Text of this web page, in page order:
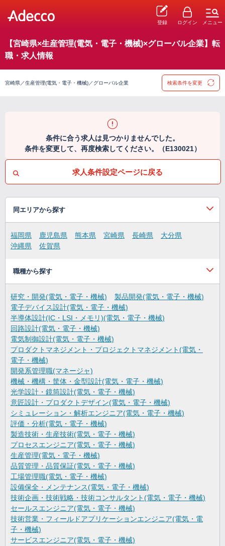
登録 ログイン メニュー
【宮崎県×生産管理(電気・電子・機械)×グローバル企業】転
職・求人情報
宮崎県／生産管理(電気・電子・機械)／グローバル企業 検索条件を変更
条件に合う求人は見つかりませんでした。
条件を変更して、再度検索してください。（E130021）
求人条件設定ページに戻る
同エリアから探す
福岡県 鹿児島県 熊本県 宮崎県 長崎県
大分県
沖縄県
佐賀県
職種から探す
研究・開発(電気・電子・機械)
製品開発(電気・電子・機械)
電子デバイス設計(電気・電子・機械)
半導体設計(IC・LSI・メモリ)(電気・電子・機械)
回路設計(電気・電子・機械)
電気制御設計(電気・電子・機械)
プロダクトマネジメント・プロジェクトマネジメント(電気・
電子・機械)
開発系管理職(マネージャ)
機械・機構・筐体・金型設計(電気・電子・機械)
光学設計・鏡筒設計(電気・電子・機械)
意匠設計・プロダクトデザイン(電気・電子・機械)
シミュレーション・解析エンジニア(電気・電子・機械)
評価・分析(電気・電子・機械)
製造技術・生産技術(電気・電子・機械)
プロセスエンジニア(電気・電子・機械)
生産管理(電気・電子・機械)
品質管理・品質保証(電気・電子・機械)
工場管理職(電気・電子・機械)
設備保全・メンテナンス(電気・電子・機械)
技術企画・技術戦略・技術コンサルタント(電気・電子・機械)
セールスエンジニア(電気・電子・機械)
技術営業・フィールドアプリケーションエンジニア(電気・電
子・機械)
サービスエンジニア(電気・電子・機械)